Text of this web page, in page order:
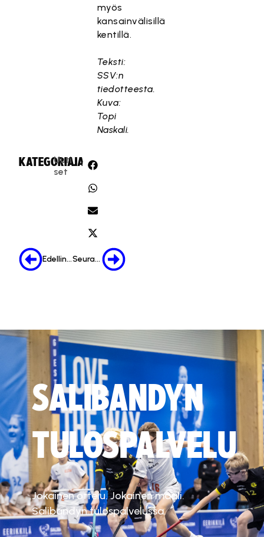
myös
kansainvälisillä
kentillä.
Teksti:
SSV:n
tiedotteesta.
Kuva:
Topi
Naskali.
KATEGORIA:
Uuti
set
JAA:
Edellinen Seuraava
SALIBANDYN
TULOSPALVELU
Jokainen ottelu. Jokainen maali.
Salibandyn tulospalvelussa.